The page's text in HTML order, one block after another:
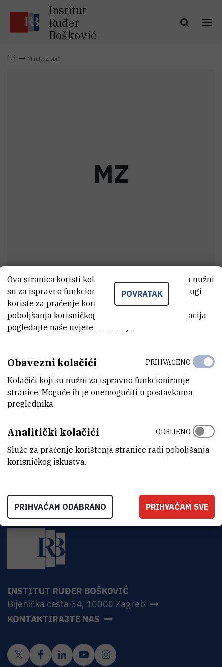
Institut
Ruđer
Bošković
Mirela Zobić
MZ
MirelaZobić
Administrativni referent
E-MAIL
mizobic@irb.hr
ORGANIZACIJSKA JEDINICA
Služba za ljudske potencijale
Institut Ruđer Bošković
HR-10000 Zagreb
INSTITUT RUĐER BOŠKOVIĆ
Bijenička cesta 54, 10000 Zagreb
KONTAKTIRAJTE NAS
POVRATAK
Ova stranica koristi kolačiće. Neki od tih kolačića nužni
su za ispravno funkcioniranje stranice, dok se drugi
koriste za praćenje korištenja stranice radi
poboljšanja korisničkog iskustva. Za više informacija
pogledajte naše uvjete korištenja.
Obavezni kolačići
Kolačići koji su nužni za ispravno funkcioniranje
stranice. Moguće ih je onemogućiti u postavkama
preglednika.
PRIHVAĆENO
Analitički kolačići
Služe za praćenje korištenja stranice radi poboljšanja
korisničkog iskustva.
ODBIJENO
PRIHVAĆAM ODABRANO PRIHVAĆAM SVE